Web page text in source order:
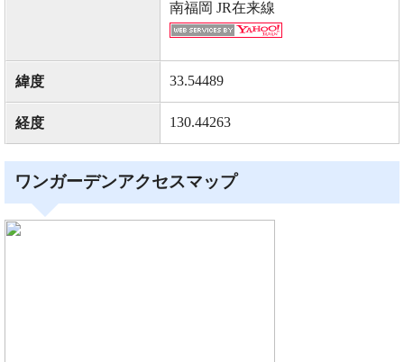
南福岡 JR在来線
緯度 33.54489
経度 130.44263
ワンガーデンアクセスマップ